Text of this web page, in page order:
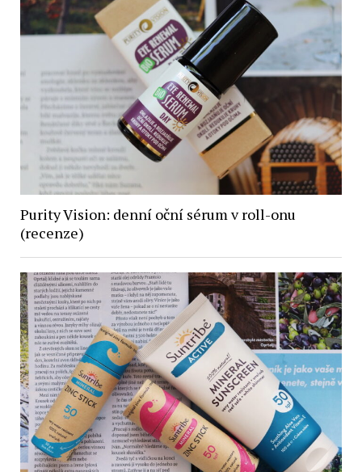
Purity Vision: denní oční sérum v roll-onu
(recenze)